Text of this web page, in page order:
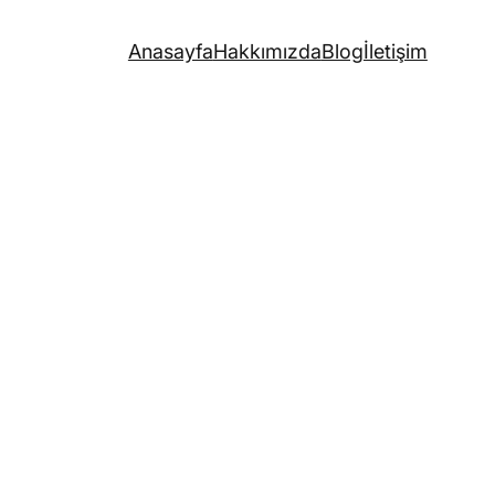
AnasayfaHakkımızdaBlogİletişim